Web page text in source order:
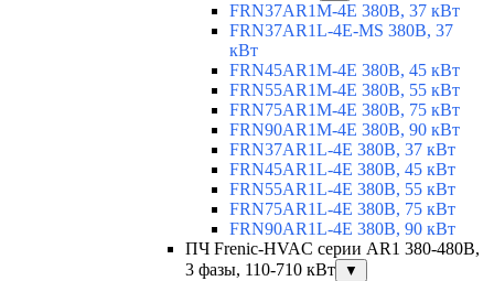
FRN37AR1M-4E 380В, 37 кВт
FRN37AR1L-4E-MS 380В, 37
кВт
FRN45AR1M-4E 380В, 45 кВт
FRN55AR1M-4E 380В, 55 кВт
FRN75AR1M-4E 380В, 75 кВт
FRN90AR1M-4E 380В, 90 кВт
FRN37AR1L-4E 380В, 37 кВт
FRN45AR1L-4E 380В, 45 кВт
FRN55AR1L-4E 380В, 55 кВт
FRN75AR1L-4E 380В, 75 кВт
FRN90AR1L-4E 380В, 90 кВт
ПЧ Frenic-HVAC серии AR1 380-480В,
3 фазы, 110-710 кВт
▼